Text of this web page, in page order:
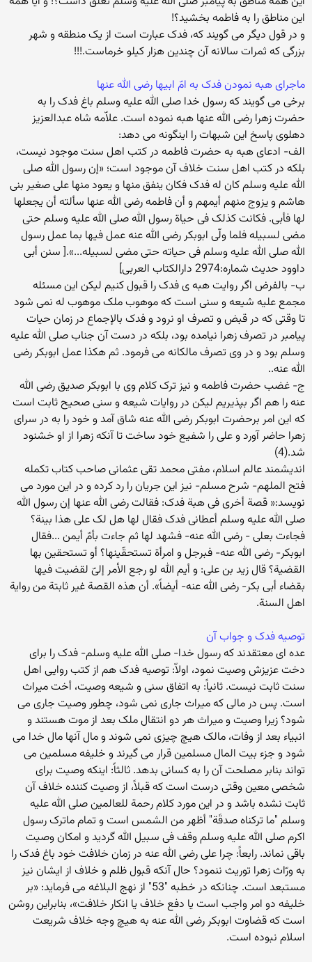
این مناطق را به فاطمه بخشید؟!
و در قول دیگر می گویند که، فدک عبارت است از یک منطقه و شهر
بزرگی که ثمرات سالانه آن چندین هزار کیلو خرماست.!!!
ماجرای هبه نمودن فدک به امّ ابیها رضی الله عنها
برخی می گویند که رسول خدا صلی الله علیه وسلم باغ فدک را به
حضرت زهرا رضی الله عنها هبه نموده است. علاّمه شاه عبدالعزیز
دهلوی پاسخ این شبهات را اینگونه می دهد:
الف- ادعای هبه به حضرت فاطمه در کتب اهل سنت موجود نیست،
بلکه در کتب اهل سنت خلاف آن موجود است؛ «إن رسول الله صلی
الله علیه وسلم کان له فدک فکان ینفق منها و یعود منها علی صغیر بنی
هاشم و یزوج منهم أیمهم و أن فاطمه رضی الله عنها سألته أن یجعلها
لها فأبی. فکانت کذلک فی حیاة رسول الله صلی الله علیه وسلم حتی
مضی لسبیله فلما ولّی ابوبکر رضی الله عنه عمل فیها بما عمل رسول
الله صلی الله علیه وسلم فی حیاته حتی مضی لسبیله...».[ سنن أبی
داوود حدیث شماره:2974 دارالکتاب العربی]
ب- بالفرض اگر روایت هبه ی فدک را قبول کنیم لیکن این مسئله
مجمع علیه شیعه و سنی است که موهوب ملک موهوب له نمی شود
تا وقتی که در قبض و تصرف او نرود و فدک بالإجماع در زمان حیات
پیامبر در تصرف زهرا نیامده بود، بلکه در دست آن جناب صلی الله علیه
وسلم بود و در وی تصرف مالکانه می فرمود. ثم هکذا عمل ابوبکر رضی
الله عنه..
ج- غضب حضرت فاطمه و نیز ترک کلام وی با ابوبکر صدیق رضی الله
عنه را هم اگر بپذیریم لیکن در روایات شیعه و سنی صحیح ثابت است
که این امر برحضرت ابوبکر رضی الله عنه شاق آمد و خود را به در سرای
زهرا حاضر آورد و علی را شفیع خود ساخت تا آنکه زهرا از او خشنود
شد.(4)
اندیشمند عالم اسلام، مفتی محمد تقی عثمانی صاحب کتاب تکمله
فتح الملهم- شرح مسلم- نیز این جریان را رد کرده و در این مورد می
نویسد:« قصة أخری فی هبة فدک: فقالت رضی الله عنها إن رسول الله
صلی الله علیه وسلم أعطانی فدک فقال لها هل لک علی هذا بینة؟
فجاءت بعلی - رضی الله عنه- فشهد لها ثم جاءت بأمّ أیمن ...فقال
ابوبکر- رضی الله عنه- فبرجل و امرأة تستحقّینها؟ أو تستحقین بها
القضیة؟ قال زید بن علی: و أیم الله لو رجع الأمر إلیّ لقضیت فیها
بقضاء أبی بکر- رضی الله عنه- أیضاً». أن هذه القصة غیر ثابتة من روایة
اهل السنة.
توصیه فدک و جواب آن
عده ای معتقدند که رسول خدا- صلی الله علیه وسلم- فدک را برای
دخت عزیزش وصیت نمود، اولاّ: توصیه فدک هم از کتب روایی اهل
سنت ثابت نیست. ثانیاً: به اتفاق سنی و شیعه وصیت، أخت میراث
است. پس در مالی که میراث جاری نمی شود، چطور وصیت جاری می
شود؟ زیرا وصیت و میراث هر دو انتقال ملک بعد از موت هستند و
انبیاء بعد از وفات، مالک هیچ چیزی نمی شوند و مال آنها مال خدا می
شود و جزء بیت المال مسلمین قرار می گیرند و خلیفه مسلمین می
تواند بنابر مصلحت آن را به کسانی بدهد. ثالثاً: اینکه وصیت برای
شخصی معین وقتی درست است که قبلاً، از وصیت کننده خلاف آن
ثابت نشده باشد و در این مورد کلام رحمة للعالمین صلی الله علیه
وسلم "ما ترکناه صدقَة" أظهر من الشمس است و تمام ماترک رسول
اکرم صلی الله علیه وسلم وقف فی سبیل الله گردید و امکان وصیت
باقی نماند. رابعاً: چرا علی رضی الله عنه در زمان خلافت خود باغ فدک را
به ورّاث زهرا توریث ننمود؟ حال آنکه قبول ظلم و خلاف از ایشان نیز
مستبعد است. چنانکه در خطبه "53" از نهج البلاغه می فرماید: «بر
خلیفه دو امر واجب است یا دفع خلاف یا انکار خلافت»، بنابراین روشن
است که قضاوت ابوبکر رضی الله عنه به هیچ وجه خلاف شریعت
اسلام نبوده است.